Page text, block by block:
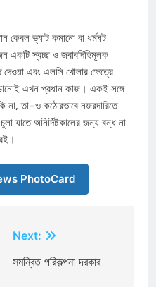
কেবল ভ্যাট কমানো বা ধর্মঘট
একটি স্বচ্ছ ও জবাবদিহিমূলক
এবং এলসি খোলার ক্ষেত্রে
এখন প্রধান কাজ। একই সঙ্গে
না, তা–ও কঠোরভাবে নজরদারিতে
যাতে অনির্দিষ্টকালের জন্য বন্ধ না
PhotoCard
Next:
সমন্বিত পরিকল্পনা দরকার